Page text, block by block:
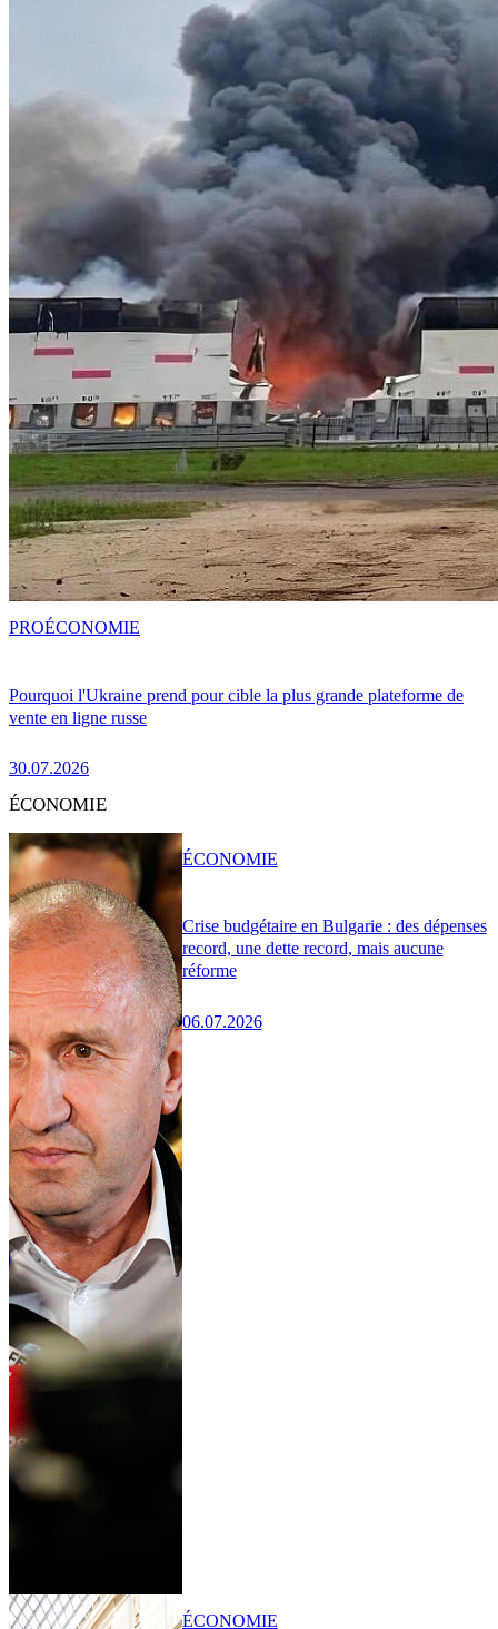
Pourquoi l'Ukraine prend pour cible la plus grande plateforme de
vente en ligne russe
30.07.2026
PROÉCONOMIE
ÉCONOMIE
Crise budgétaire en Bulgarie : des dépenses
record, une dette record, mais aucune
réforme
06.07.2026
ÉCONOMIE
ÉCONOMIE